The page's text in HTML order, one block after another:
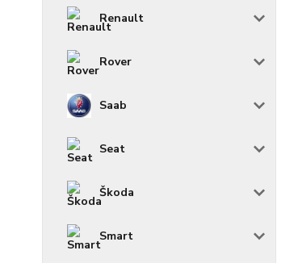
Renault
Rover
Saab
Seat
Škoda
Smart